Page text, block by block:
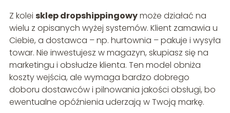
Z kolei sklep dropshippingowymoże działać na
wielu z opisanych wyżej systemów. Klient zamawia u
Ciebie, a dostawca – np. hurtownia – pakuje i wysyła
towar. Nie inwestujesz w magazyn, skupiasz się na
marketingu i obsłudze klienta. Ten model obniża
koszty wejścia, ale wymaga bardzo dobrego
doboru dostawców i pilnowania jakości obsługi, bo
ewentualne opóźnienia uderzają w Twoją markę.